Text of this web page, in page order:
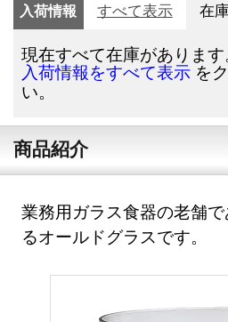
入荷情報 すべて表示 在
現在すべて在庫があります
入荷情報をすべて表示 を
い。
商品紹介
業務用ガラス食器の老舗
るオールドグラスです。